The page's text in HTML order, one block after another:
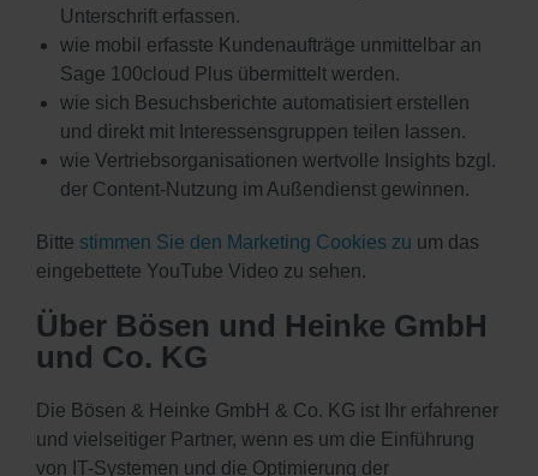
Unterschrift erfassen.
wie mobil erfasste Kundenaufträge unmittelbar an
Sage 100cloud Plus übermittelt werden.
wie sich Besuchsberichte automatisiert erstellen
und direkt mit Interessensgruppen teilen lassen.
wie Vertriebsorganisationen wertvolle Insights bzgl.
der Content-Nutzung im Außendienst gewinnen.
Bitte stimmen Sie den Marketing Cookies zu um das
eingebettete YouTube Video zu sehen.
Über Bösen und Heinke GmbH
und Co. KG
Die Bösen & Heinke GmbH & Co. KG ist Ihr erfahrener
und vielseitiger Partner, wenn es um die Einführung
von IT-Systemen und die Optimierung der